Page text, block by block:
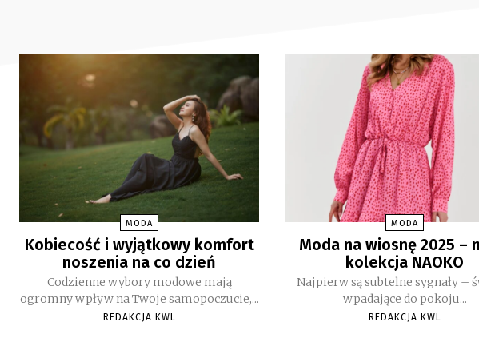
MODA
Kobiecość i wyjątkowy komfort
noszenia na co dzień
Codzienne wybory modowe mają
ogromny wpływ na Twoje samopoczucie,...
REDAKCJA KWL
MODA
Moda na wiosnę 2025 –
kolekcja NAOKO
Najpierw są subtelne sygnały –
wpadające do pokoju...
REDAKCJA KWL